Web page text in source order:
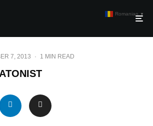
7, 2013 · 1 MIN READ
Romanian ▼